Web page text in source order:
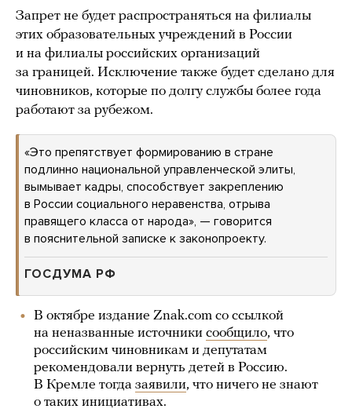
Запрет не будет распространяться на филиалы
этих образовательных учреждений в России
и на филиалы российских организаций
за границей. Исключение также будет сделано для
чиновников, которые по долгу службы более года
работают за рубежом.
«Это препятствует формированию в стране
подлинно национальной управленческой элиты,
вымывает кадры, способствует закреплению
в России социального неравенства, отрыва
правящего класса от народа», — говорится
в пояснительной записке к законопроекту.
ГОСДУМА РФ
В октябре издание Znak.com со ссылкой
на неназванные источники сообщило, что
российским чиновникам и депутатам
рекомендовали вернуть детей в Россию.
В Кремле тогда заявили, что ничего не знают
о таких инициативах.